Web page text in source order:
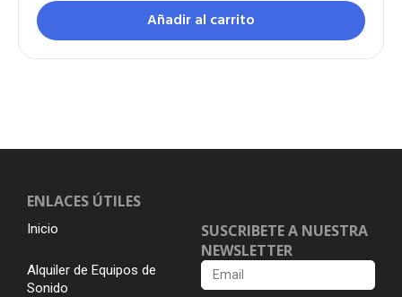
Añadir al carrito
ENLACES ÚTILES
Inicio
Alquiler de Equipos de
Sonido
SUSCRIBETE A NUESTRA
NEWSLETTER